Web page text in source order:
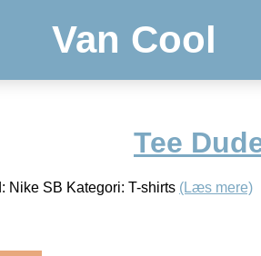
Van Cool
Tee
Nike SB Kategori: T-shirts (Læs mere)